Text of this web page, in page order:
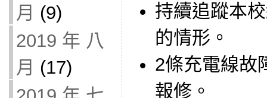
月 (9)
2019 年 八
月 (17)
持續追蹤本
的情形。
2條充電線故
報修。